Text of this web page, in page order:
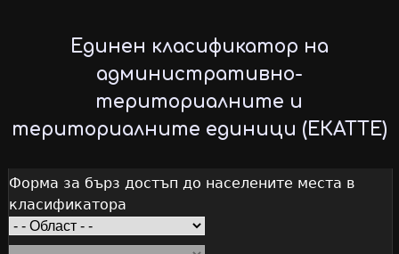
to
main
content
Единен класификатор на
административно-
териториалните и
териториалните единици (ЕКАТТЕ)
Форма за бърз достъп до населените места в
класификатора